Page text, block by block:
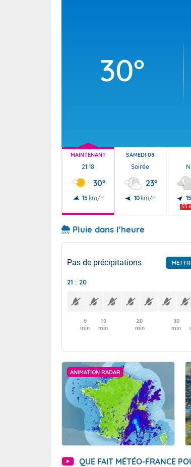
30°
MAINTENANT
21:18
30°
15 km/h
SAMEDI 08
Soirée
23°
10 km/h 15
55
Pluie dans l'heure
Pas de précipitations
21 : 20
5
min
10
min
20
min
30
min
ANIMATION RADAR
QUE FAIT MÉTÉO-FRANCE